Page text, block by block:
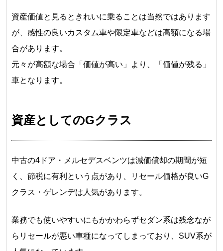
資産価値と見るときれいに乗ることは当然ではあります
が、感性の良いカスタム車や限定車などは高額になる場
合があります。
元々が高額な場合「価値が高い」より、「価値が残る」
車となります。
資産としてのGクラス
中古の4ドア・メルセデスベンツは減価償却の期間が短
く、節税に有利という点があり、リセール価格が良いG
クラス・ゲレンデは人気があります。
業務でも使いやすいにもかかわらずセダン系は残念なが
らリセールが悪い車種になってしまっており、SUV系が